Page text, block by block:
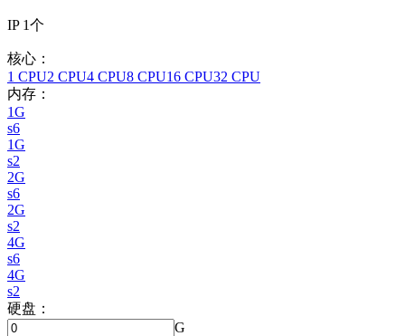
IP 1个
核心：
1 CPU2 CPU4 CPU8 CPU16 CPU32 CPU
内存：
1G
s6
1G
s2
2G
s6
2G
s2
4G
s6
4G
s2
硬盘：
G